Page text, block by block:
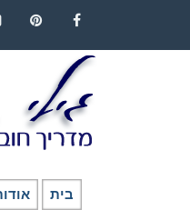
בית